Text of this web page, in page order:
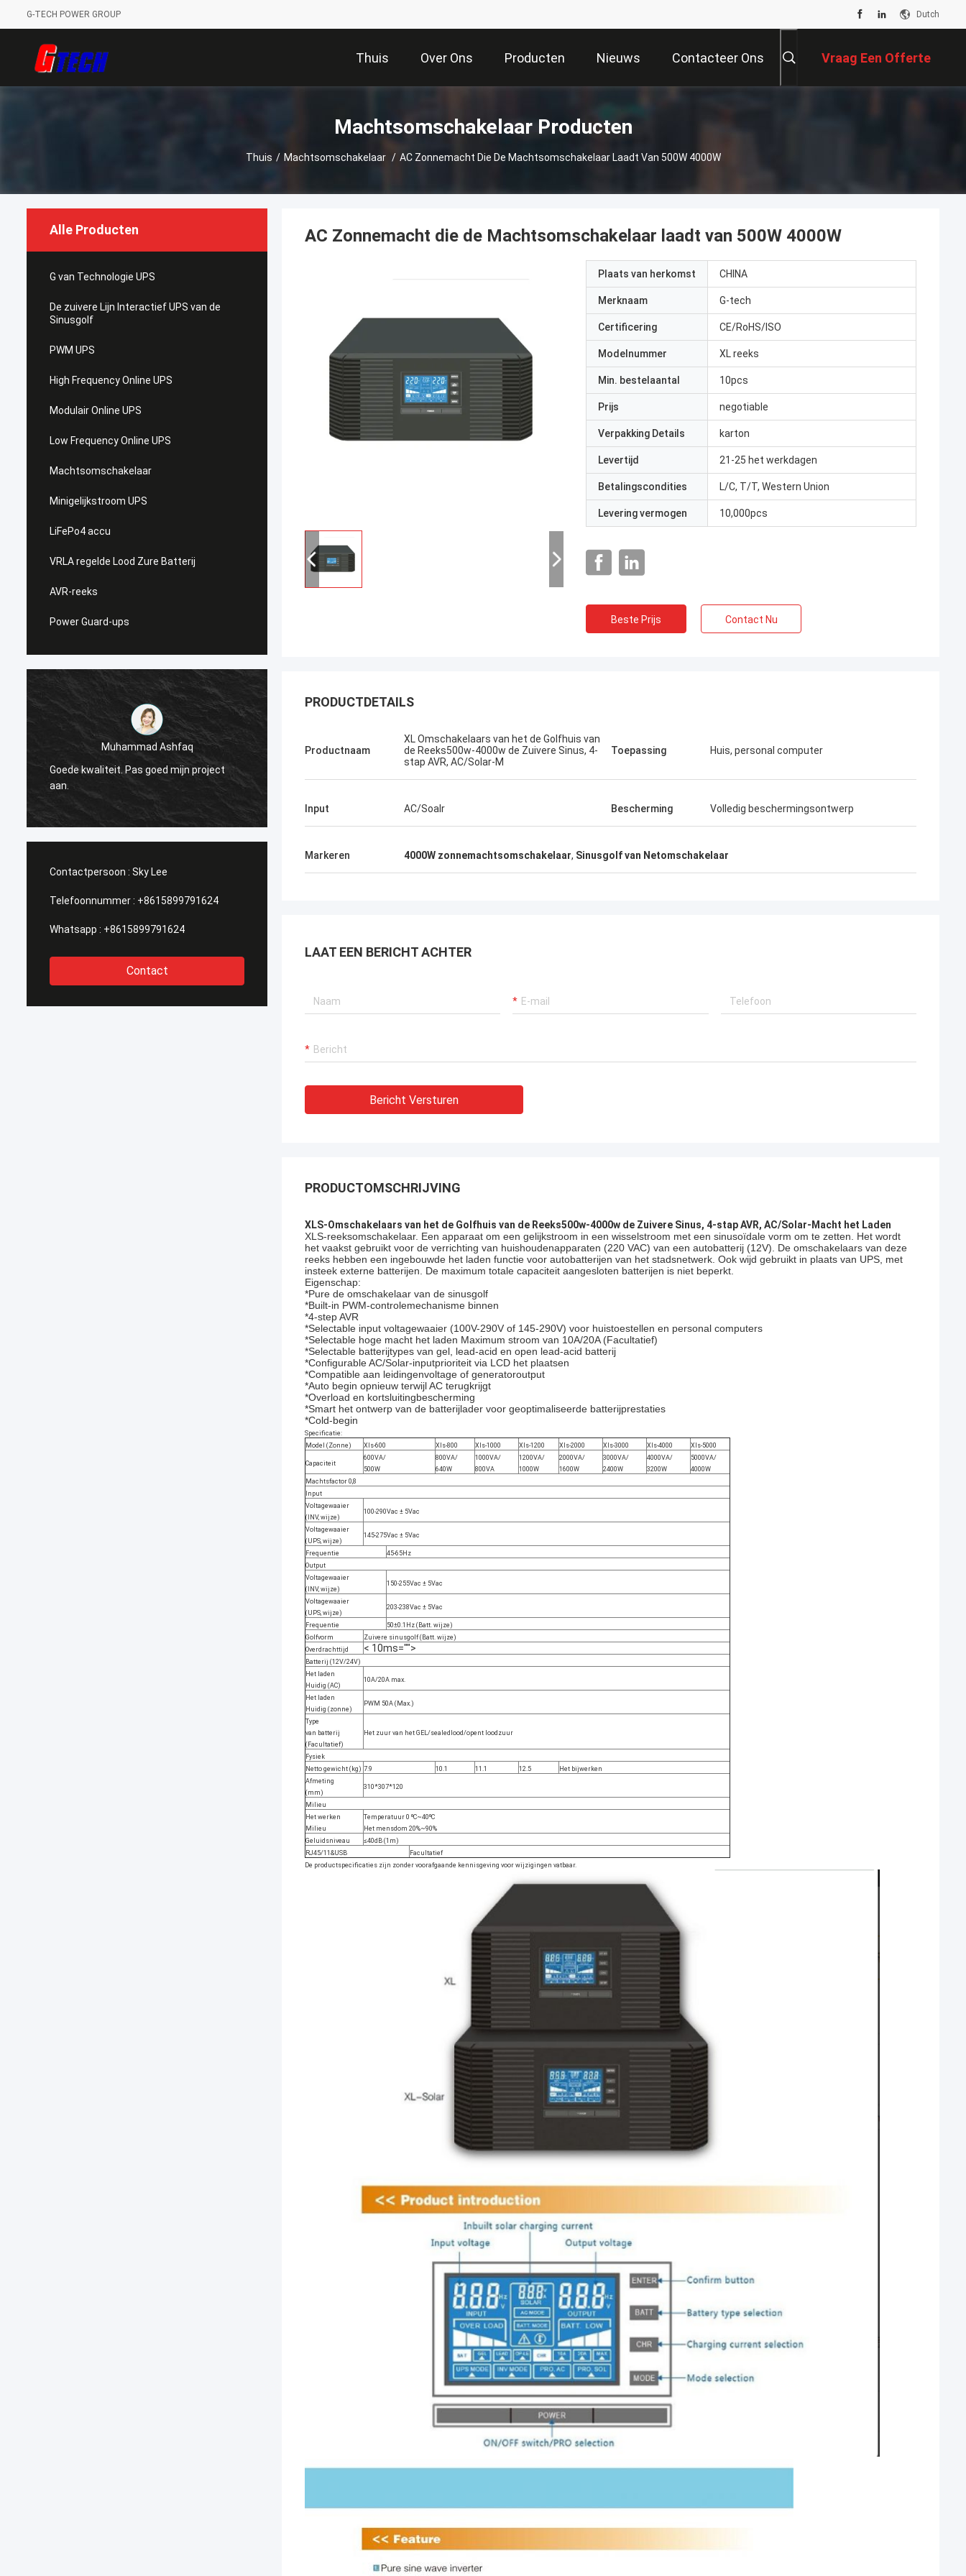
G-TECH POWER GROUP Dutch
Thuis Over Ons Producten Nieuws Contacteer Ons Vraag Een Offerte
Machtsomschakelaar Producten
Thuis / Machtsomschakelaar / AC Zonnemacht Die De Machtsomschakelaar Laadt Van 500W 4000W
Alle Producten
G van Technologie UPS
De zuivere Lijn Interactief UPS van de
Sinusgolf
PWM UPS
High Frequency Online UPS
Modulair Online UPS
Low Frequency Online UPS
Machtsomschakelaar
Minigelijkstroom UPS
LiFePo4 accu
VRLA regelde Lood Zure Batterij
AVR-reeks
Power Guard-ups
Muhammad Ashfaq
Goede kwaliteit. Pas goed mijn project
aan.
Ik ben zeer tevreden met producten g-
Technologie, is de kwaliteit zeer goed en
Contactpersoon : Sky Lee
Telefoonnummer : +8615899791624
Whatsapp : +8615899791624
Contact
AC Zonnemacht die de Machtsomschakelaar laadt van 500W 4000W
Plaats van herkomst CHINA
Merknaam G-tech
Certificering CE/RoHS/ISO
Modelnummer XL reeks
Min. bestelaantal 10pcs
Prijs negotiable
Verpakking Details karton
Levertijd 21-25 het werkdagen
Betalingscondities L/C, T/T, Western Union
Levering vermogen 10,000pcs
Beste Prijs Contact Nu
PRODUCTDETAILS
Productnaam
XL Omschakelaars van het de Golfhuis van
de Reeks500w-4000w de Zuivere Sinus, 4-
stap AVR, AC/Solar-M
Toepassing Huis, personal computer
Input AC/Soalr Bescherming Volledig beschermingsontwerp
Markeren 4000W zonnemachtsomschakelaar, Sinusgolf van Netomschakelaar
LAAT EEN BERICHT ACHTER
Bericht Versturen
PRODUCTOMSCHRIJVING
XLS-Omschakelaars van het de Golfhuis van de Reeks500w-4000w de Zuivere Sinus, 4-stap AVR, AC/Solar-Macht het Laden
XLS-reeksomschakelaar. Een apparaat om een gelijkstroom in een wisselstroom met een sinusoïdale vorm om te zetten. Het wordt
het vaakst gebruikt voor de verrichting van huishoudenapparaten (220 VAC) van een autobatterij (12V). De omschakelaars van deze
reeks hebben een ingebouwde het laden functie voor autobatterijen van het stadsnetwerk. Ook wijd gebruikt in plaats van UPS, met
insteek externe batterijen. De maximum totale capaciteit aangesloten batterijen is niet beperkt.
Eigenschap:
*Pure de omschakelaar van de sinusgolf
*Built-in PWM-controlemechanisme binnen
*4-step AVR
*Selectable input voltagewaaier (100V-290V of 145-290V) voor huistoestellen en personal computers
*Selectable hoge macht het laden Maximum stroom van 10A/20A (Facultatief)
*Selectable batterijtypes van gel, lead-acid en open lead-acid batterij
*Configurable AC/Solar-inputprioriteit via LCD het plaatsen
*Compatible aan leidingenvoltage of generatoroutput
*Auto begin opnieuw terwijl AC terugkrijgt
*Overload en kortsluitingbescherming
*Smart het ontwerp van de batterijlader voor geoptimaliseerde batterijprestaties
*Cold-begin
Specificatie:
Model (Zonne)
Xls-600 Xls-800 Xls-1000 Xls-1200 Xls-2000 Xls-3000 Xls-4000 Xls-5000
Capaciteit
600VA/
500W
800VA/
640W
1000VA/
800VA
1200VA/
1000W
2000VA/
1600W
3000VA/
2400W
4000VA/
3200W
5000VA/
4000W
Machtsfactor 0,8
Input
Voltagewaaier
(INV, wijze)
100-290Vac ± 5Vac
Voltagewaaier
(UPS, wijze)
145-275Vac ± 5Vac
Frequentie
45-65Hz
Output
Voltagewaaier
(INV, wijze)
150-255Vac ± 5Vac
Voltagewaaier
(UPS, wijze)
203-238Vac ± 5Vac
Frequentie
50±0.1Hz (Batt. wijze)
Golfvorm
Zuivere sinusgolf (Batt. wijze)
Overdrachttijd
< 10ms="">
Batterij (12V/24V)
Het laden
Huidig (AC)
10A/20A max.
Het laden
Huidig (zonne)
PWM 50A (Max.)
Type
van batterij
(Facultatief)
Het zuur van het GEL/sealedlood/opent loodzuur
Fysiek
Netto gewicht (kg) 7.9 10.1 11.1 12.5
Het bijwerken
Afmeting
(mm)
310*307*120
Milieu
Het werken
Milieu
Temperatuur 0 ºC~40ºC
Het mensdom 20%~90%
Geluidsniveau
≤40dB (1m)
RJ45/11&USB
Facultatief
De productspecificaties zijn zonder voorafgaande kennisgeving voor wijzigingen vatbaar.